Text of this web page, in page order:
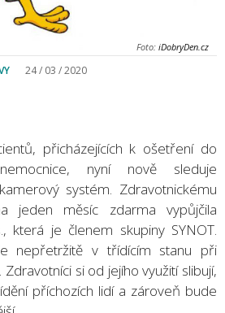
Foto: iDobryDen.cz
24 / 03 / 2020
přicházejících k ošetření do
nemocnice, nyní nově sleduje
systém. Zdravotnickému
jeden měsíc zdarma vypůjčila
která je členem skupiny SYNOT.
nepřetržitě v třídícím stanu při
si od jejího využití slibují,
příchozích lidí a zároveň bude